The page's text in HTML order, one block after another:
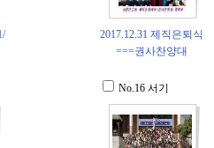
2017.12.31 제직은퇴식
===권사찬양대
No.16서기